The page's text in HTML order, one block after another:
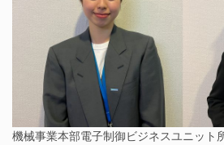
機械事業本部電子制御ビジネスユニット